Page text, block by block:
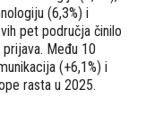
(6,3%) i
pet područja činilo
Među 10
(+6,1%) i
rasta u 2025.